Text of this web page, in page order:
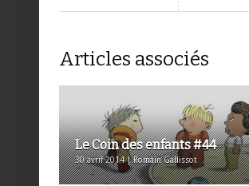
Articles associés
Le Coin des enfants #44
30 avril 2014 | Romain Gallissot